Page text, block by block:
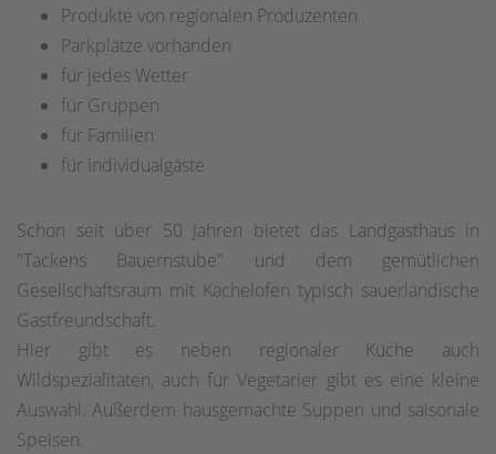
Produkte von regionalen Produzenten
Parkplätze vorhanden
für jedes Wetter
für Gruppen
für Familien
für Individualgäste
Schon seit über 50 Jahren bietet das Landgasthaus in
"Tackens Bauernstube" und dem gemütlichen
Gesellschaftsraum mit Kachelofen typisch sauerländische
Gastfreundschaft.
Hier gibt es neben regionaler Küche auch
Wildspezialitäten, auch für Vegetarier gibt es eine kleine
Auswahl. Außerdem hausgemachte Suppen und saisonale
Speisen.